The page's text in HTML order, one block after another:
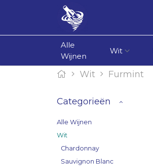
Alle
Wijnen
Wit
Wit Furmint
Categorieën
Alle Wijnen
Wit
Chardonnay
Sauvignon Blanc